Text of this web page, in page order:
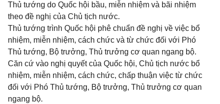
Thủ tướng do Quốc hội bầu, miễn nhiệm và bãi nhiệm
theo đề nghị của Chủ tịch nước.
Thủ tướng trình Quốc hội phê chuẩn đề nghị về việc bổ
nhiệm, miễn nhiệm, cách chức và từ chức đối với Phó
Thủ tướng, Bộ trưởng, Thủ trưởng cơ quan ngang bộ.
Căn cứ vào nghị quyết của Quốc hội, Chủ tịch nước bổ
nhiệm, miễn nhiệm, cách chức, chấp thuận việc từ chức
đối với Phó Thủ tướng, Bộ trưởng, Thủ trưởng cơ quan
ngang bộ.